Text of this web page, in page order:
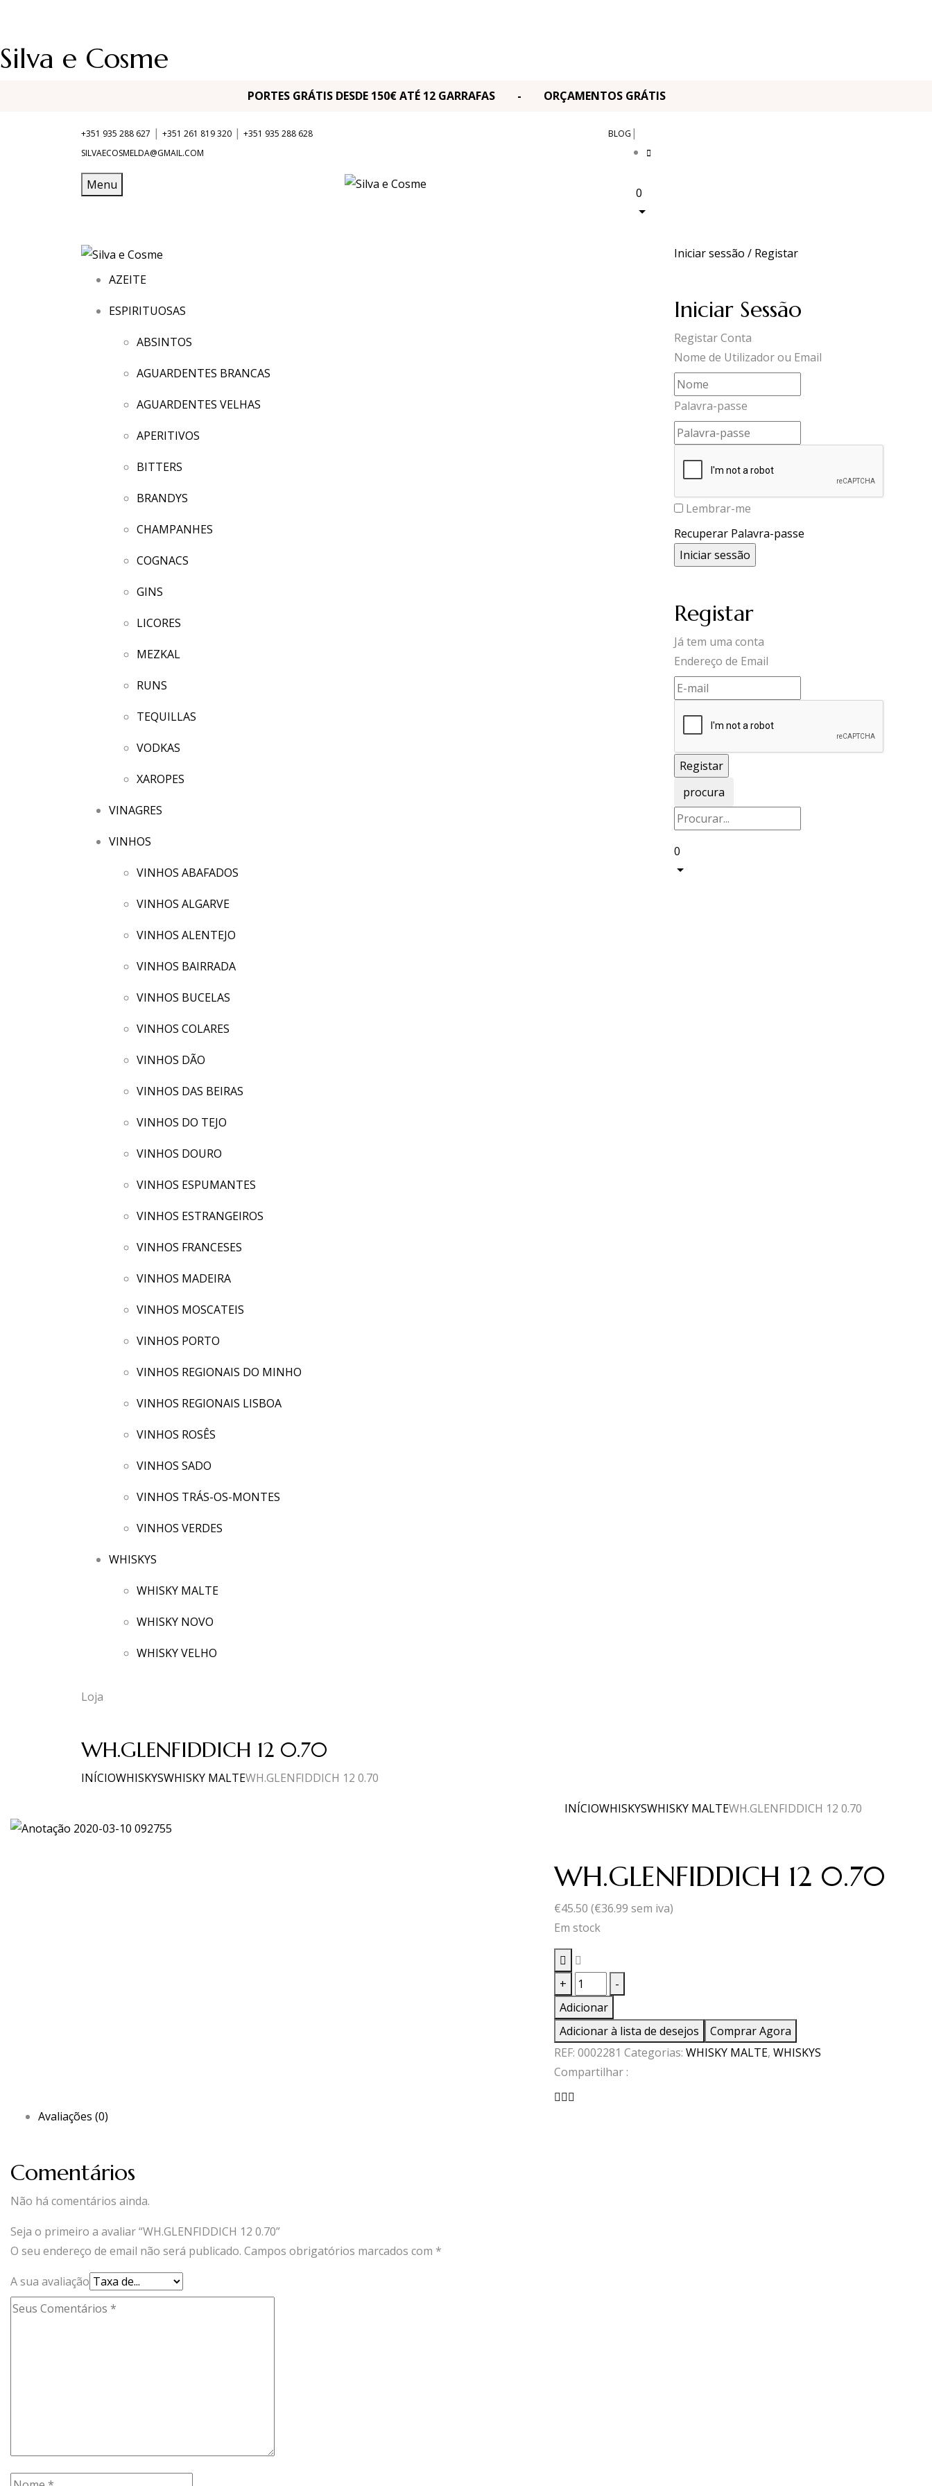
Silva e Cosme
PORTES GRÁTIS DESDE 150€ ATÉ 12 GARRAFAS - ORÇAMENTOS GRÁTIS
+351 935 288 627 | +351 261 819 320 | +351 935 288 628
SILVAECOSMELDA@GMAIL.COM
BLOG |
Menu
0
AZEITE
ESPIRITUOSAS
ABSINTOS
AGUARDENTES BRANCAS
AGUARDENTES VELHAS
APERITIVOS
BITTERS
BRANDYS
CHAMPANHES
COGNACS
GINS
LICORES
MEZKAL
RUNS
TEQUILLAS
VODKAS
XAROPES
VINAGRES
VINHOS
VINHOS ABAFADOS
VINHOS ALGARVE
VINHOS ALENTEJO
VINHOS BAIRRADA
VINHOS BUCELAS
VINHOS COLARES
VINHOS DÃO
VINHOS DAS BEIRAS
VINHOS DO TEJO
VINHOS DOURO
VINHOS ESPUMANTES
VINHOS ESTRANGEIROS
VINHOS FRANCESES
VINHOS MADEIRA
VINHOS MOSCATEIS
VINHOS PORTO
VINHOS REGIONAIS DO MINHO
VINHOS REGIONAIS LISBOA
VINHOS ROSÊS
VINHOS SADO
VINHOS TRÁS-OS-MONTES
VINHOS VERDES
WHISKYS
WHISKY MALTE
WHISKY NOVO
WHISKY VELHO
Iniciar sessão / Registar
Iniciar Sessão
Registar Conta
Nome de Utilizador ou Email
Palavra-passe
Lembrar-me
Recuperar Palavra-passe
Registar
Já tem uma conta
Endereço de Email
procura
0
Loja
WH.GLENFIDDICH 12 0.70
INÍCIOWHISKYSWHISKY MALTEWH.GLENFIDDICH 12 0.70
INÍCIOWHISKYSWHISKY MALTEWH.GLENFIDDICH 12 0.70
WH.GLENFIDDICH 12 0.70
€45.50 (€36.99 sem iva)
Em stock
+
Quantidade
de
WH.GLENFIDDICH
12
0.70
-
Adicionar
Adicionar à lista de desejos
Comprar Agora
REF: 0002281 Categorias: WHISKY MALTE, WHISKYS
Compartilhar :
Avaliações (0)
Comentários
Não há comentários ainda.
Seja o primeiro a avaliar “WH.GLENFIDDICH 12 0.70”
O seu endereço de email não será publicado. Campos obrigatórios marcados com *
A sua avaliação